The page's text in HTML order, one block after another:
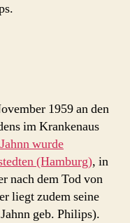
1959 an den
im Krankenaus
Jahnn wurde
(Hamburg), in
nach dem Tod von
liegt zudem seine
geb. Philips).